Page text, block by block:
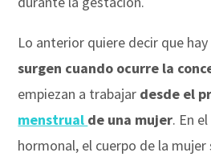
Lo anterior quiere decir que
surgen cuando ocurre la
empiezan a trabajar desde el
menstrual de una mujer. En
hormonal, el cuerpo de la mujer